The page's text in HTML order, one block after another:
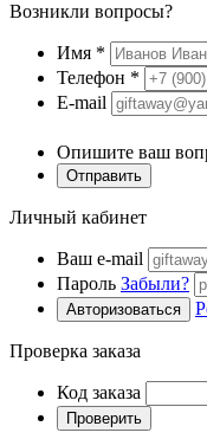
Возникли вопросы?
Имя *
Телефон *
E-mail
Опишите ваш
Отправить
Личный кабинет
Ваш e-mail
Пароль Забыли?
Авторизоваться
Проверка заказа
Код заказа
Проверить